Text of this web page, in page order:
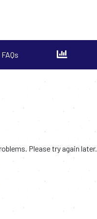
FAQs
Please try again later.